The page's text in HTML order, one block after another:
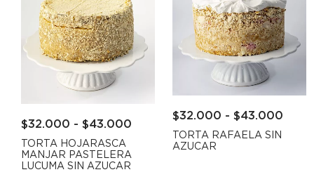
$32.000 - $43.000
TORTA HOJARASCA
MANJAR PASTELERA
LUCUMA SIN AZUCAR
$32.000 - $43.000
TORTA RAFAELA SIN
AZUCAR